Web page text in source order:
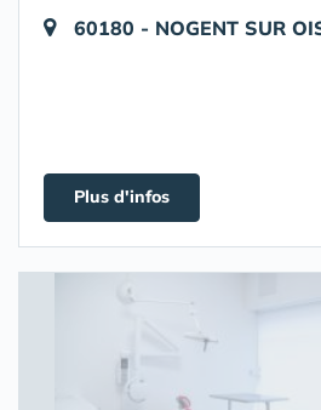
60180 - NOGENT SUR
Plus d'infos